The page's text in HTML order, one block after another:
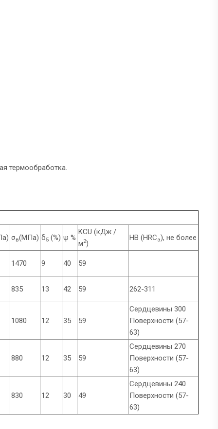
термообработка.
σв(МПа) δ5 (%) ψ %
KCU (кДж /
м2)
HB (HRCэ), не более
1470 9 40 59
835 13 42 59 262-311
1080 12 35 59
Сердцевины 300
Поверхности (57-
63)
880 12 35 59
Сердцевины 270
Поверхности (57-
63)
830 12 30 49
Сердцевины 240
Поверхности (57-
63)